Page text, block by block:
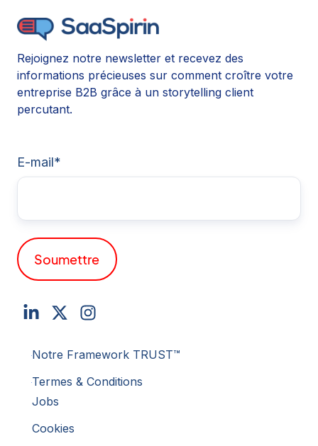
Rejoignez notre newsletter et recevez des
informations précieuses sur comment croître votre
entreprise B2B grâce à un storytelling client
percutant.
E-mail*
Notre Framework TRUST™
Termes & Conditions
Jobs
Cookies